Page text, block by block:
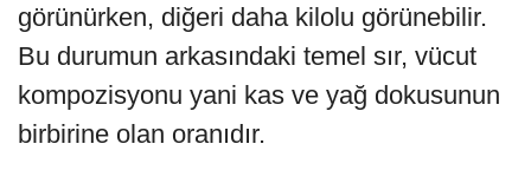
görünürken, diğeri daha kilolu görünebilir.
Bu durumun arkasındaki temel sır, vücut
kompozisyonu yani kas ve yağ dokusunun
birbirine olan oranıdır.